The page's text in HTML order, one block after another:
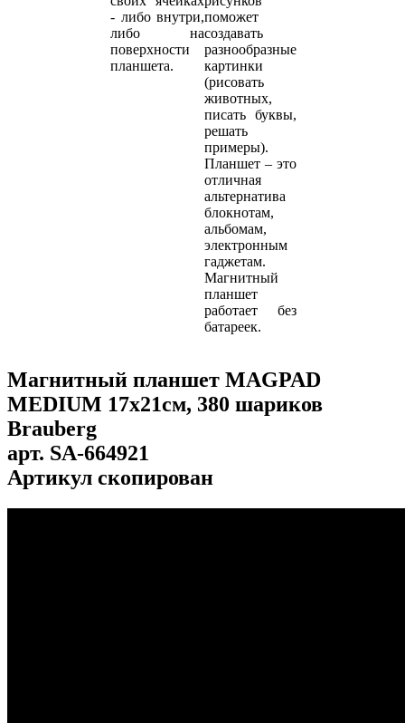
- либо внутри,
либо на
поверхности
планшета.
поможет
создавать
разнообразные
картинки
(рисовать
животных,
писать буквы,
решать
примеры).
Планшет – это
отличная
альтернатива
блокнотам,
альбомам,
электронным
гаджетам.
Магнитный
планшет
работает без
батареек.
Магнитный планшет MAGPAD
MEDIUM 17х21см, 380 шариков
Brauberg
арт. SA-664921
Артикул скопирован